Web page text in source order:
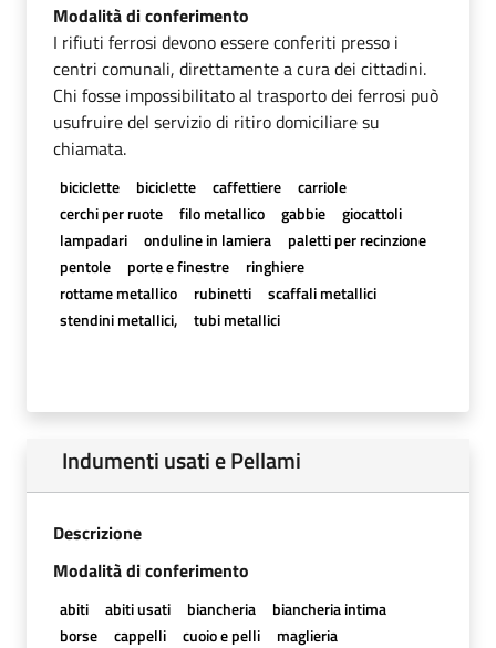
Modalità di conferimento
I rifiuti ferrosi devono essere conferiti presso i
centri comunali, direttamente a cura dei cittadini.
Chi fosse impossibilitato al trasporto dei ferrosi può
usufruire del servizio di ritiro domiciliare su
chiamata.
biciclette biciclette caffettiere
carriole
cerchi per ruote
filo metallico gabbie
giocattoli
lampadari
onduline in lamiera
paletti per recinzione
pentole
porte e finestre
ringhiere
rottame metallico
rubinetti
scaffali metallici
stendini metallici,
tubi metallici
Indumenti usati e Pellami
Descrizione
Modalità di conferimento
abiti abiti usati biancheria
biancheria intima
borse
cappelli cuoio e pelli
maglieria